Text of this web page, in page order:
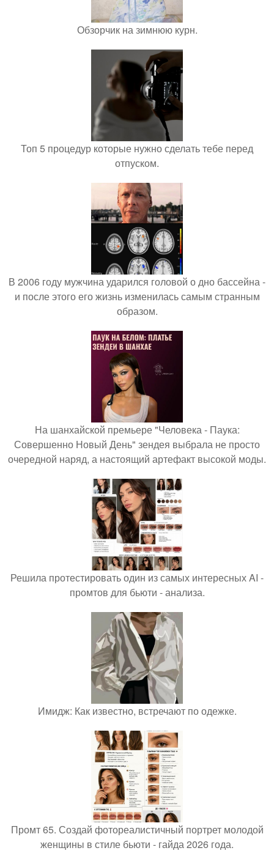
Обзорчик на зимнюю курн.
Топ 5 процедур которые нужно сделать тебе перед
отпуском.
В 2006 году мужчина ударился головой о дно бассейна -
и после этого его жизнь изменилась самым странным
образом.
На шанхайской премьере "Человека - Паука:
Совершенно Новый День" зендея выбрала не просто
очередной наряд, а настоящий артефакт высокой моды.
Решила протестировать один из самых интересных AI -
промтов для бьюти - анализа.
Имидж: Как известно, встречают по одежке.
Промт 65. Создай фотореалистичный портрет молодой
женщины в стиле бьюти - гайда 2026 года.